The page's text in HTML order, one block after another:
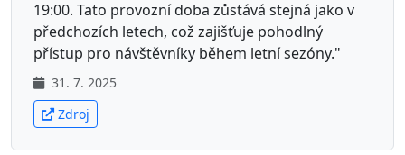
19:00. Tato provozní doba zůstává stejná jako v
předchozích letech, což zajišťuje pohodlný
přístup pro návštěvníky během letní sezóny."
31. 7. 2025
Zdroj